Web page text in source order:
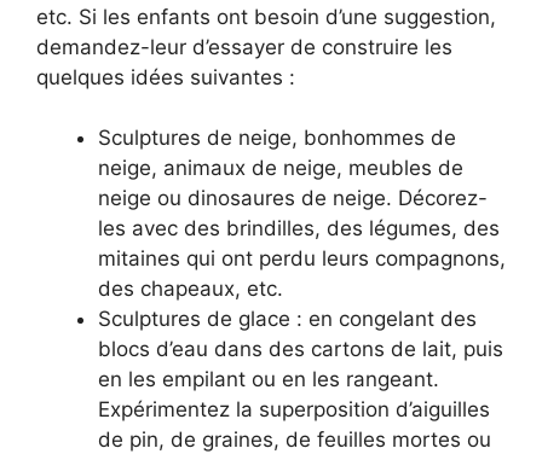
etc. Si les enfants ont besoin d’une suggestion,
demandez-leur d’essayer de construire les
quelques idées suivantes :
Sculptures de neige, bonhommes de
neige, animaux de neige, meubles de
neige ou dinosaures de neige. Décorez-
les avec des brindilles, des légumes, des
mitaines qui ont perdu leurs compagnons,
des chapeaux, etc.
Sculptures de glace : en congelant des
blocs d’eau dans des cartons de lait, puis
en les empilant ou en les rangeant.
Expérimentez la superposition d’aiguilles
de pin, de graines, de feuilles mortes ou